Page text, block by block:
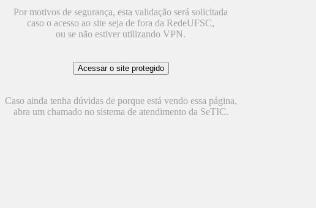
Por motivos de segurança, esta validação será solicitada
caso o acesso ao site seja de fora da RedeUFSC,
ou se não estiver utilizando VPN.
Caso ainda tenha dúvidas de porque está vendo essa página,
abra um chamado no sistema de atendimento da SeTIC.